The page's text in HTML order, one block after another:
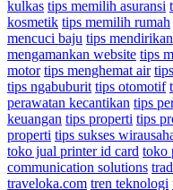
kulkas tips memilih asuransi
kosmetik tips memilih rumah
mencuci baju tips
mengamankan website tips
motor tips menghemat air
tips ngabuburit tips otomotif
perawatan kecantikan tips
keuangan tips properti tips
properti tips sukses
toko jual printer id card toko
communication solutions
traveloka.com tren teknologi